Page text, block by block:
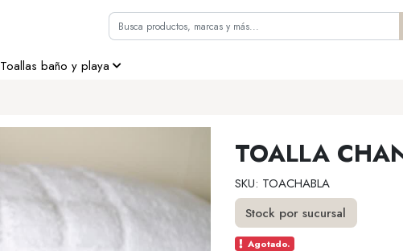
Toallas baño y playa
TOALLA
SKU: TOACHABLA
Stock por sucursal
Agotado.